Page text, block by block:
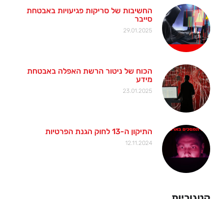
החשיבות של סריקות פגיעויות באבטחת
סייבר
29.01.2025
הכוח של ניטור הרשת האפלה באבטחת
מידע
23.01.2025
התיקון ה-13 לחוק הגנת הפרטיות
12.11.2024